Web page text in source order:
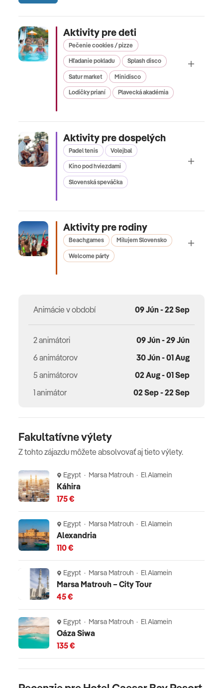
Aktivity pre deti
Pečenie cookies / pizze
Hľadanie pokladu Splash disco
Satur market Minidisco
Lodičky prianí Plavecká akadémia
Aktivity pre dospelých
Padel tenis Volejbal
Kino pod hviezdami
Slovenská speváčka
Aktivity pre rodiny
Beachgames Milujem Slovensko
Welcome párty
Animácie v období 09 Jún - 22 Sep
2 animátori
09 Jún - 29 Jún
6 animátorov
30 Jún - 01 Aug
5 animátorov
02 Aug - 01 Sep
1 animátor
02 Sep - 22 Sep
Fakultatívne výlety
Z tohto zájazdu môžete absolvovať aj tieto výlety.
Egypt · Marsa Matrouh · El Alamein
Káhira
175 €
Egypt · Marsa Matrouh · El Alamein
Alexandria
110 €
Egypt · Marsa Matrouh · El Alamein
Marsa Matrouh – City Tour
45 €
Egypt · Marsa Matrouh · El Alamein
Oáza Siwa
135 €